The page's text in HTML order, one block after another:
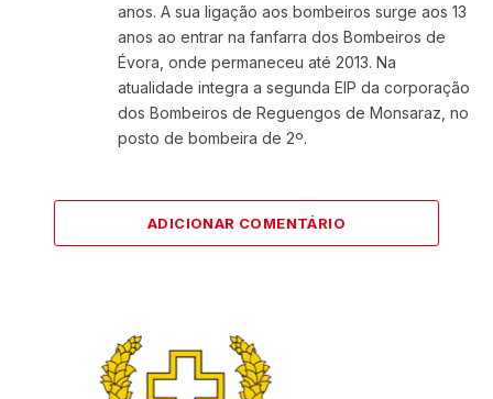
anos. A sua ligação aos bombeiros surge aos 13
anos ao entrar na fanfarra dos Bombeiros de
Évora, onde permaneceu até 2013. Na
atualidade integra a segunda EIP da corporação
dos Bombeiros de Reguengos de Monsaraz, no
posto de bombeira de 2º.
ADICIONAR COMENTÁRIO